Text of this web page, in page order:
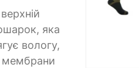
яка
вологу,
мембрани